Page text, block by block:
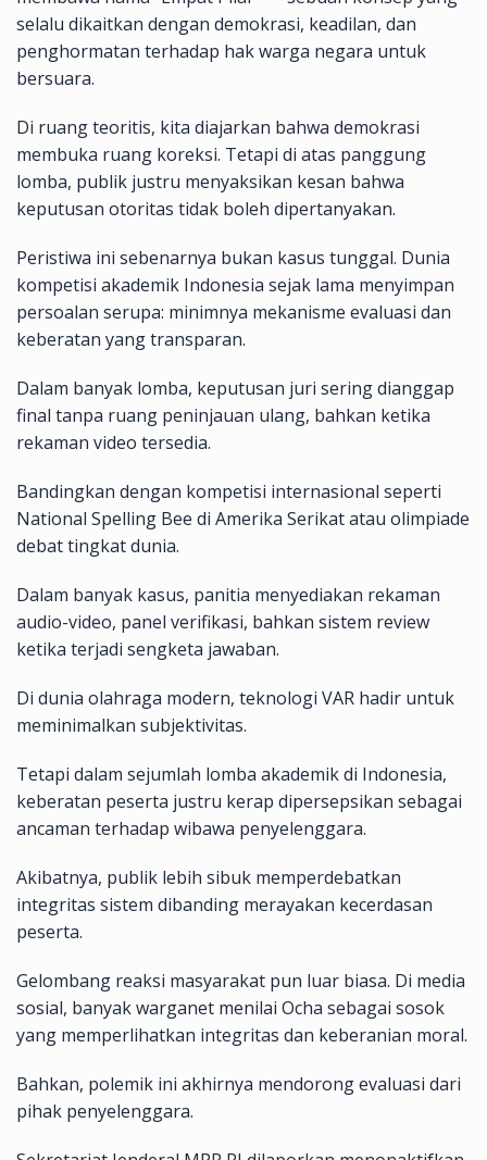
selalu dikaitkan dengan demokrasi, keadilan, dan
penghormatan terhadap hak warga negara untuk
bersuara.
Di ruang teoritis, kita diajarkan bahwa demokrasi
membuka ruang koreksi. Tetapi di atas panggung
lomba, publik justru menyaksikan kesan bahwa
keputusan otoritas tidak boleh dipertanyakan.
Peristiwa ini sebenarnya bukan kasus tunggal. Dunia
kompetisi akademik Indonesia sejak lama menyimpan
persoalan serupa: minimnya mekanisme evaluasi dan
keberatan yang transparan.
Dalam banyak lomba, keputusan juri sering dianggap
final tanpa ruang peninjauan ulang, bahkan ketika
rekaman video tersedia.
Bandingkan dengan kompetisi internasional seperti
National Spelling Bee di Amerika Serikat atau olimpiade
debat tingkat dunia.
Dalam banyak kasus, panitia menyediakan rekaman
audio-video, panel verifikasi, bahkan sistem review
ketika terjadi sengketa jawaban.
Di dunia olahraga modern, teknologi VAR hadir untuk
meminimalkan subjektivitas.
Tetapi dalam sejumlah lomba akademik di Indonesia,
keberatan peserta justru kerap dipersepsikan sebagai
ancaman terhadap wibawa penyelenggara.
Akibatnya, publik lebih sibuk memperdebatkan
integritas sistem dibanding merayakan kecerdasan
peserta.
Gelombang reaksi masyarakat pun luar biasa. Di media
sosial, banyak warganet menilai Ocha sebagai sosok
yang memperlihatkan integritas dan keberanian moral.
Bahkan, polemik ini akhirnya mendorong evaluasi dari
pihak penyelenggara.